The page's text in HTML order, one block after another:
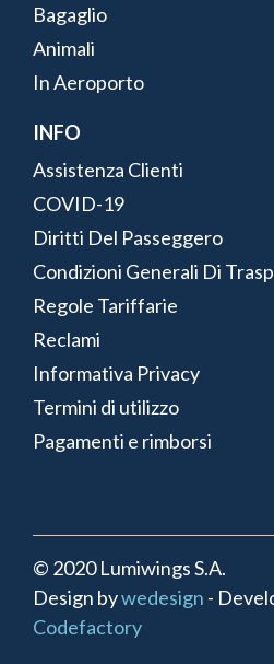
Bagaglio
Animali
In Aeroporto
INFO
Assistenza Clienti
COVID-19
Diritti Del Passeggero
Condizioni Generali Di
Regole Tariffarie
Reclami
Informativa Privacy
Termini di utilizzo
Pagamenti e rimborsi
© 2020 Lumiwings S.A.
Design bywedesign -
Codefactory